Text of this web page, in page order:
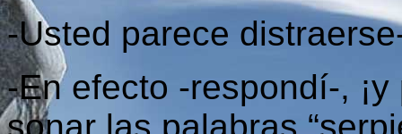
-Usted parece
-En efecto -respondí-,